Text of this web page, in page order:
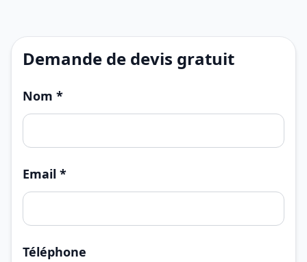
Demande de devis gratuit
Nom *
Email *
Téléphone